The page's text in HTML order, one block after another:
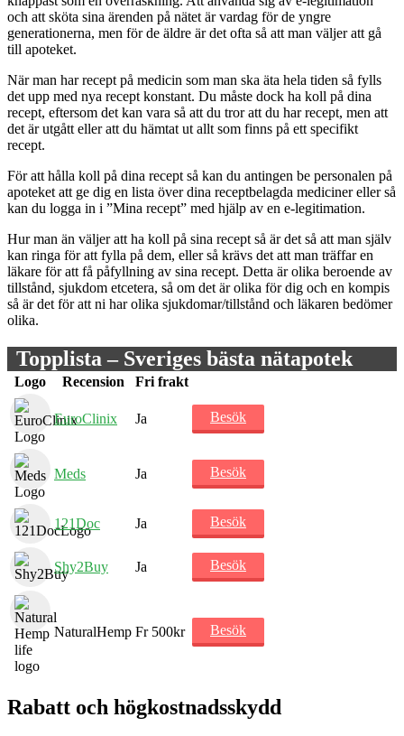
och att sköta sina ärenden på nätet är vardag för de yngre
generationerna, men för de äldre är det ofta så att man väljer att gå
till apoteket.
När man har recept på medicin som man ska äta hela tiden så fylls
det upp med nya recept konstant. Du måste dock ha koll på dina
recept, eftersom det kan vara så att du tror att du har recept, men att
det är utgått eller att du hämtat ut allt som finns på ett specifikt
recept.
För att hålla koll på dina recept så kan du antingen be personalen på
apoteket att ge dig en lista över dina receptbelagda mediciner eller så
kan du logga in i ”Mina recept” med hjälp av en e-legitimation.
Hur man än väljer att ha koll på sina recept så är det så att man själv
kan ringa för att fylla på dem, eller så krävs det att man träffar en
läkare för att få påfyllning av sina recept. Detta är olika beroende av
tillstånd, sjukdom etcetera, så om det är olika för dig och en kompis
så är det för att ni har olika sjukdomar/tillstånd och läkaren bedömer
olika.
Topplista – Sveriges bästa nätapotek
Logo Recension Fri frakt
EuroClinix Ja Besök
Meds Ja Besök
121Doc Ja Besök
Shy2Buy Ja Besök
NaturalHemp Fr 500kr Besök
Rabatt och högkostnadsskydd